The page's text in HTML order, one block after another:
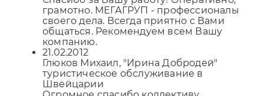
грамотно. МЕГАГРУП - профессионалы
своего дела. Всегда приятно с Вами
общаться. Рекомендуем всем Вашу
компанию.
21.02.2012
Глюков Михаил, "Ирина Добродей"
туристическое обслуживание в
Швейцарии